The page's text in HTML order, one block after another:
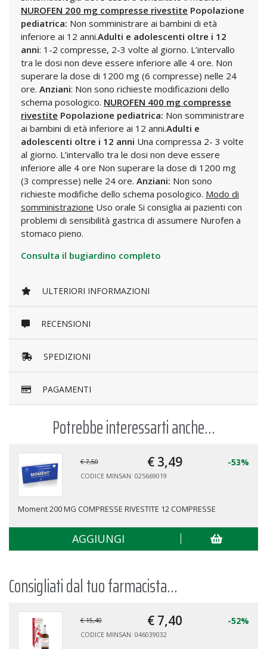
NUROFEN 200 mg compresse rivestite Popolazione
pediatrica: Non somministrare ai bambini di età
inferiore ai 12 anni.Adulti e adolescenti oltre i 12
anni: 1-2 compresse, 2-3 volte al giorno. L’intervallo
tra le dosi non deve essere inferiore alle 4 ore. Non
superare la dose di 1200 mg (6 compresse) nelle 24
ore. Anziani: Non sono richieste modificazioni dello
schema posologico. NUROFEN 400 mg compresse
rivestite Popolazione pediatrica: Non somministrare
ai bambini di età inferiore ai 12 anni.Adulti e
adolescenti oltre i 12 anni Una compressa 2- 3 volte
al giorno. L’intervallo tra le dosi non deve essere
inferiore alle 4 ore Non superare la dose di 1200 mg
(3 compresse) nelle 24 ore. Anziani: Non sono
richieste modifiche dello schema posologico. Modo di
somministrazione Uso orale Si consiglia ai pazienti con
problemi di sensibilità gastrica di assumere Nurofen a
stomaco pieno.
Consulta il bugiardino completo
ULTERIORI INFORMAZIONI
RECENSIONI
SPEDIZIONI
PAGAMENTI
Potrebbe interessarti anche...
€ 7,50 € 3,49 -53%
CODICE MINSAN: 025669019
Moment 200 MG COMPRESSE RIVESTITE 12 COMPRESSE
AGGIUNGI
Consigliati dal tuo farmacista...
€ 15,40 € 7,40 -52%
CODICE MINSAN: 046039032